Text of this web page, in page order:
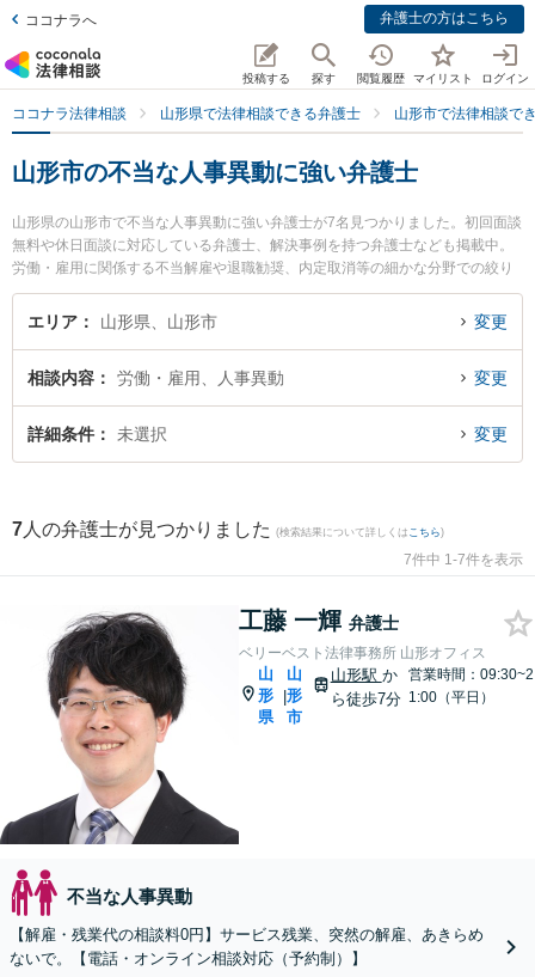
ココナラへ 弁護士の方はこちら
投稿する 探す 閲覧履歴 マイリスト ログイン
ココナラ法律相談 山形県で法律相談できる弁護士 山形市で法律相談で
山形市の不当な人事異動に強い弁護士
山形県の山形市で不当な人事異動に強い弁護士が7名見つかりました。初回面談
無料や休日面談に対応している弁護士、解決事例を持つ弁護士なども掲載中。
労働・雇用に関係する不当解雇や退職勧奨、内定取消等の細かな分野での絞り
込み検索もでき便利です。特にベリーベスト法律事務所 山形オフィスの工藤 一
輝弁護士や菊川明法律事務所の森本 健一弁護士、及川法律事務所の及川 善大弁
したい』『不当な人事異動のトラブル解決の実績豊富な近くの弁護士を検索し
たい』『初回相談無料で不当な人事異動を法律相談できる山形市内の弁護士に
相談予約したい』などでお困りの相談者さんにおすすめです。
エリア 山形県、山形市 変更
相談内容 労働・雇用、人事異動 変更
詳細条件 未選択 変更
7 人の弁護士が見つかりました (検索結果について詳しくは こちら)
7件中 1-7件を表示
工藤 一輝 弁護士
ベリーベスト法律事務所 山形オフィス
山
形
県
|
山
形
市
山形駅 か
ら徒歩7分
営業時間：09:30~2
1:00（平日）
不当な人事異動
【解雇・残業代の相談料0円】サービス残業、突然の解雇、あきらめ
ないで。【電話・オンライン相談対応（予約制）】